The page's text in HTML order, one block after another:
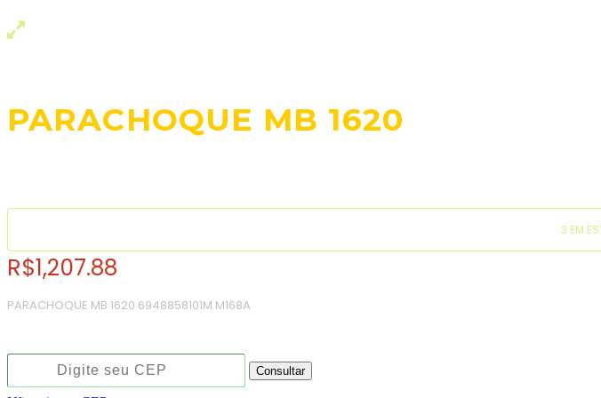
PARACHOQUE MB 1620
3 EM
R$1,207.88
PARACHOQUE MB 1620 6948858101M M168A
Consultar